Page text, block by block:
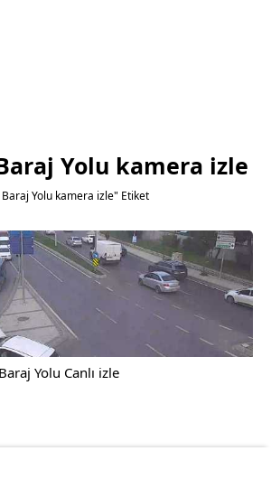
Yolu kamera izle
Yolu kamera izle" Etiket
Yolu Canlı izle